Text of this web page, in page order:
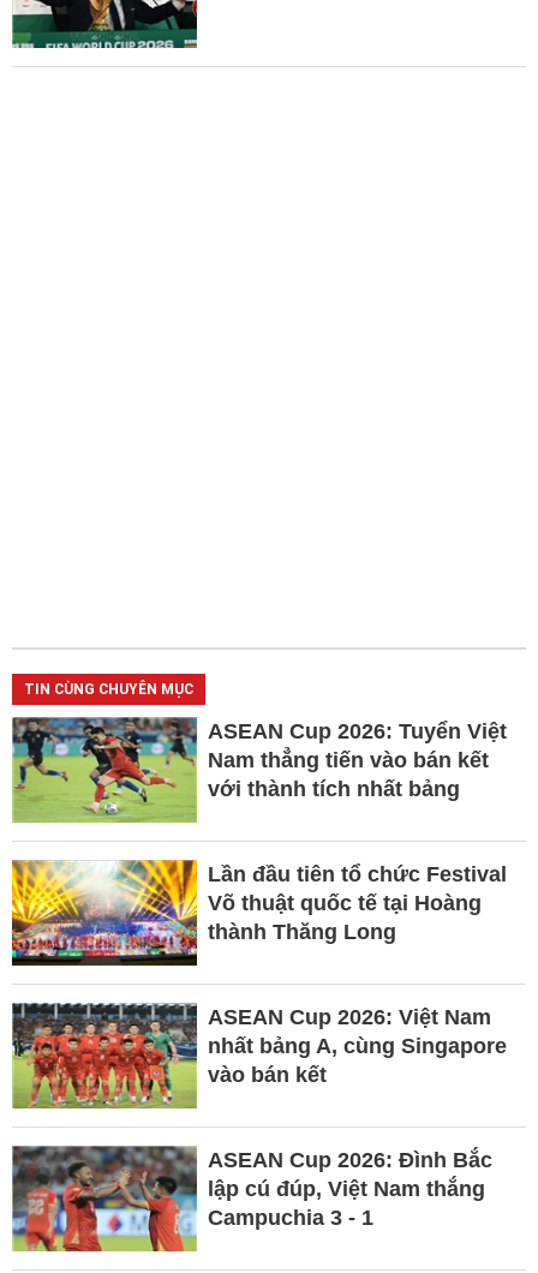
TIN CÙNG CHUYÊN MỤC
ASEAN Cup 2026: Tuyển Việt
Nam thẳng tiến vào bán kết
với thành tích nhất bảng
Lần đầu tiên tổ chức Festival
Võ thuật quốc tế tại Hoàng
thành Thăng Long
ASEAN Cup 2026: Việt Nam
nhất bảng A, cùng Singapore
vào bán kết
ASEAN Cup 2026: Đình Bắc
lập cú đúp, Việt Nam thắng
Campuchia 3 - 1